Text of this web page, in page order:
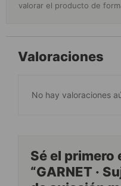
valorar el producto de
Valoraciones
No hay valoraciones
Sé el primero
“GARNET ·